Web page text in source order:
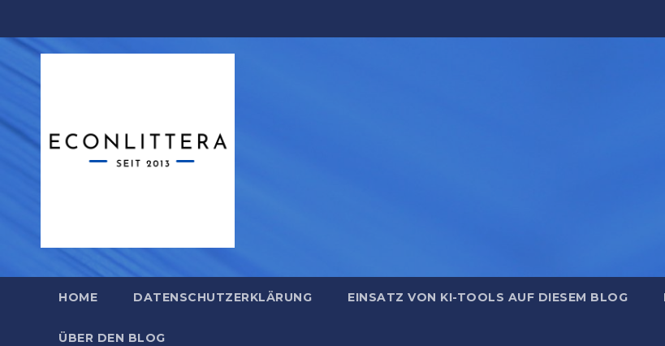
Inhalt
springen
HOME DATENSCHUTZERKLÄRUNG EINSATZ VON KI-TOOLS AUF DIESEM BLOG
ÜBER DEN BLOG